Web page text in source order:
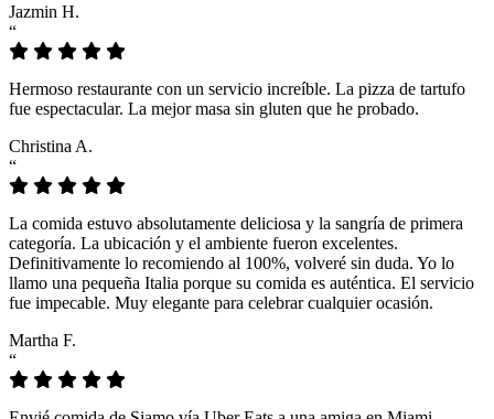
Jazmin H.
“
Hermoso restaurante con un servicio increíble. La pizza de tartufo
fue espectacular. La mejor masa sin gluten que he probado.
Christina A.
“
La comida estuvo absolutamente deliciosa y la sangría de primera
categoría. La ubicación y el ambiente fueron excelentes.
Definitivamente lo recomiendo al 100%, volveré sin duda. Yo lo
llamo una pequeña Italia porque su comida es auténtica. El servicio
fue impecable. Muy elegante para celebrar cualquier ocasión.
Martha F.
“